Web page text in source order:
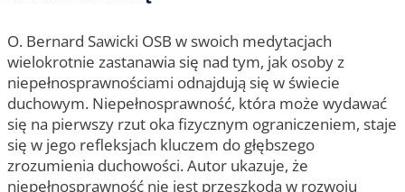
O. Bernard Sawicki OSB w swoich medytacjach
wielokrotnie zastanawia się nad tym, jak osoby z
niepełnosprawnościami odnajdują się w świecie
duchowym. Niepełnosprawność, która może wydawać
się na pierwszy rzut oka fizycznym ograniczeniem, staje
się w jego refleksjach kluczem do głębszego
zrozumienia duchowości. Autor ukazuje, że
niepełnosprawność nie jest przeszkodą w rozwoju